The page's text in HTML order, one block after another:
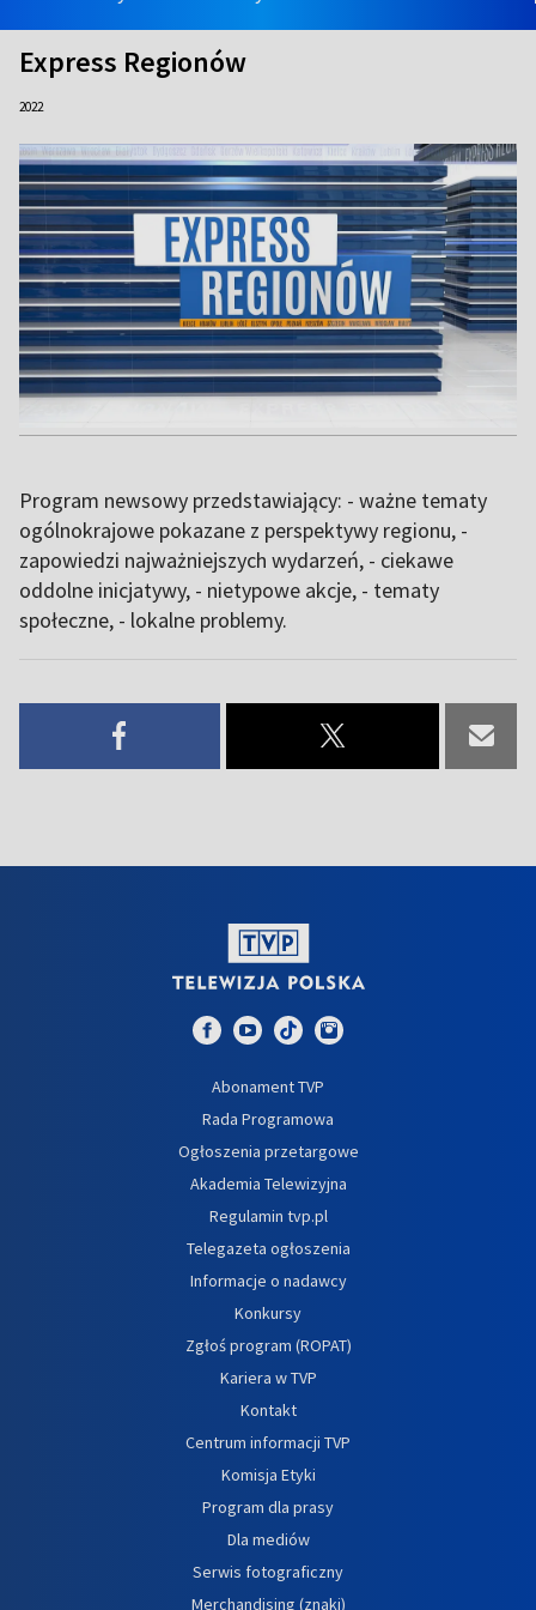
Express Regionów
2022
Program newsowy przedstawiający: - ważne tematy
ogólnokrajowe pokazane z perspektywy regionu, -
zapowiedzi najważniejszych wydarzeń, - ciekawe
oddolne inicjatywy, - nietypowe akcje, - tematy
społeczne, - lokalne problemy.
Abonament TVP
Rada Programowa
Ogłoszenia przetargowe
Akademia Telewizyjna
Regulamin tvp.pl
Telegazeta ogłoszenia
Informacje o nadawcy
Konkursy
Zgłoś program (ROPAT)
Kariera w TVP
Kontakt
Centrum informacji TVP
Komisja Etyki
Program dla prasy
Dla mediów
Serwis fotograficzny
Merchandising (znaki)